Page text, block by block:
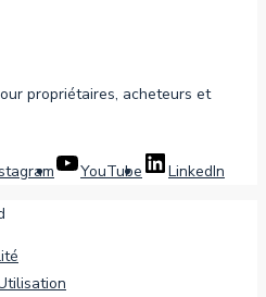
propriétaires, acheteurs et
YouTube LinkedIn